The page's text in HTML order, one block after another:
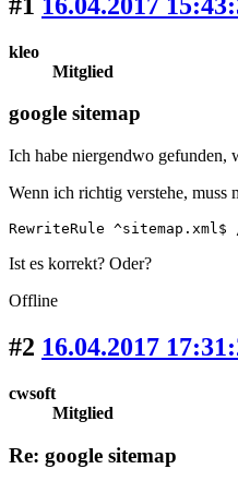
kleo
Mitglied
google sitemap
Ich habe niergendwo gefunden,
Wenn ich richtig verstehe, muss
RewriteRule ^sitemap.xml$
Ist es korrekt? Oder?
Offline
#2 16.04.2017
cwsoft
Mitglied
Re: google sitemap